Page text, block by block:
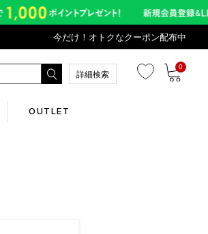
今だけ！オトクなクーポン配布中
詳細検索
0
OUTLET